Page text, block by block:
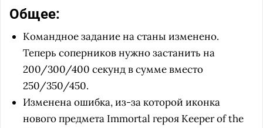
Общее:
Командное задание на станы изменено.
Теперь соперников нужно застанить на
200/300/400 секунд в сумме вместо
250/350/450.
Изменена ошибка, из-за которой иконка
нового предмета Immortal героя Keeper of the